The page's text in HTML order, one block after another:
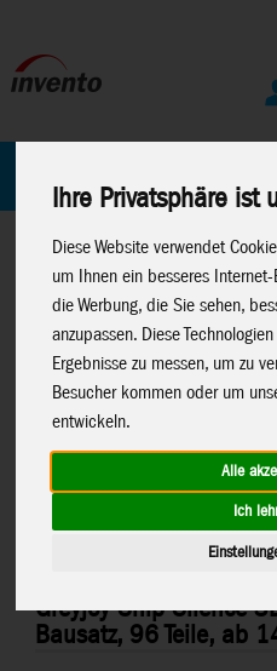
Ihre Privatsphäre ist
Diese Website verwendet
um Ihnen ein besseres
die Werbung, die Sie sehen,
anzupassen. Diese
Ergebnisse zu messen, um zu
Besucher kommen oder um
entwickeln.
Alle
Ich
Home> Spielwaren
Konstruktion
Earth>Premium
Greyjoy Ship Silence
Bausatz, 96 Teile, ab